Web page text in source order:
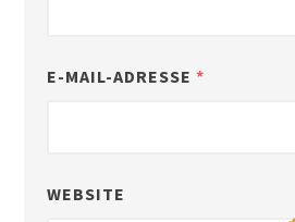
E-MAIL-ADRESSE *
WEBSITE